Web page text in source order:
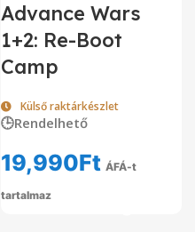
Advance Wars
1+2: Re-Boot
Camp
Külső raktárkészlet
🕒Rendelhető
19,990Ft ÁFÁ-t
tartalmaz